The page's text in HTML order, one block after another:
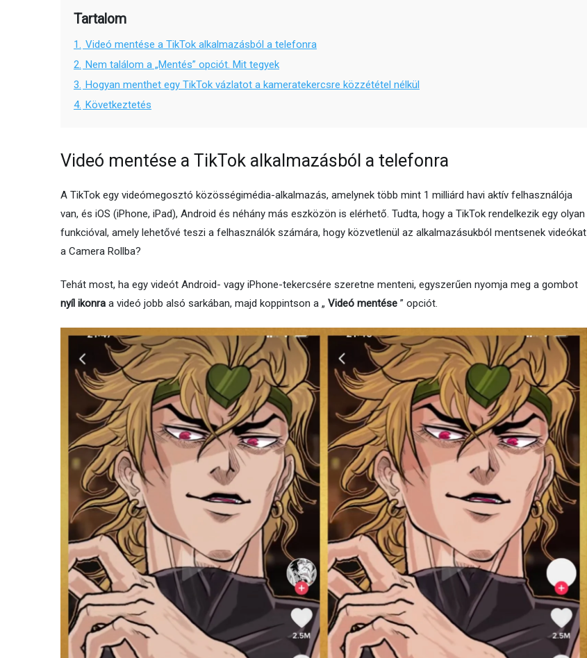
Tartalom
1.
Videó mentése a TikTok alkalmazásból a telefonra
2. Nem találom a „Mentés” opciót. Mit tegyek
3. Hogyan menthet egy TikTok vázlatot a kameratekercsre közzététel nélkül
4. Következtetés
Videó mentése a TikTok alkalmazásból a telefonra
A TikTok egy videómegosztó közösségimédia-alkalmazás, amelynek több mint 1 milliárd havi aktív felhasználója
van, és iOS (iPhone, iPad), Android és néhány más eszközön is elérhető. Tudta, hogy a TikTok rendelkezik egy olyan
funkcióval, amely lehetővé teszi a felhasználók számára, hogy közvetlenül az alkalmazásukból mentsenek videókat
a Camera Rollba?
Tehát most, ha egy videót Android- vagy iPhone-tekercsére szeretne menteni, egyszerűen nyomja meg a gombot
nyíl ikonra a videó jobb alsó sarkában, majd koppintson a „ Videó mentése ” opciót.